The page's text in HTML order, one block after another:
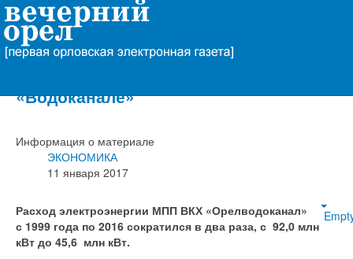
Андрей Усиков отметил работу по
«Водоканале»
Информация о материале
ЭКОНОМИКА
11 января 2017
Расход электроэнергии МПП ВКХ «Орелводоканал»
с 1999 года по 2016 сократился в два раза, с 92,0 млн
кВт до 45,6 млн кВт.